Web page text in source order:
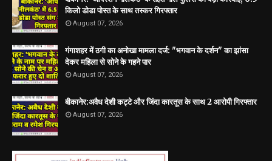
किलो डोडा पोस्त के साथ तस्कर गिरफ्तार
August 07, 2026
गंगाशहर में ठगी का अनोखा मामला दर्ज: "भगवान के दर्शन" का झांसा
देकर महिला से सोने के गहने पार
August 07, 2026
बीकानेर:अवैध देशी कट्टे और जिंदा कारतूस के साथ 2 आरोपी गिरफ्तार
August 07, 2026